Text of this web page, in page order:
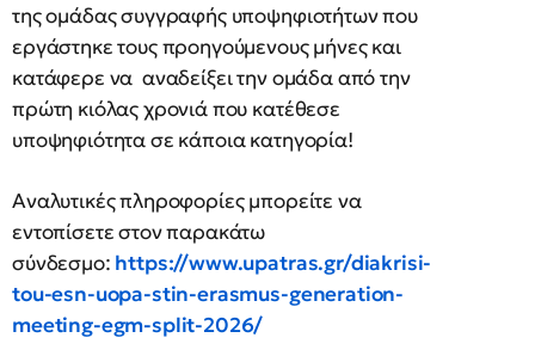
της ομάδας συγγραφής υποψηφιοτήτων που
εργάστηκε τους προηγούμενους μήνες και
κατάφερε να αναδείξει την ομάδα από την
πρώτη κιόλας χρονιά που κατέθεσε
υποψηφιότητα σε κάποια κατηγορία!
Αναλυτικές πληροφορίες μπορείτε να
εντοπίσετε στον παρακάτω
σύνδεσμο: https://www.upatras.gr/diakrisi-
tou-esn-uopa-stin-erasmus-generation-
meeting-egm-split-2026/